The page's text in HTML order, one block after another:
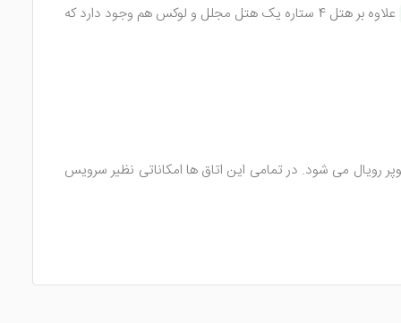
علاوه بر هتل 4 ستاره یک هتل مجلل و لوکس هم وجود دارد که
سوئیت رویال و سوئیت سوپر رویال می شود. در تمامی این اتاق ها امکاناتی نظیر سرویس
شده اند. توجه داشته باشید که در سوئیت سوپر رویال حمام